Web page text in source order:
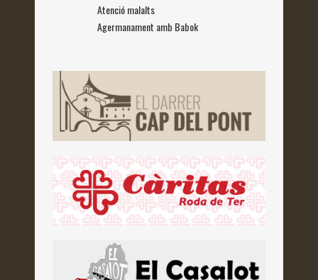
Atenció malalts
Agermanament amb Babok